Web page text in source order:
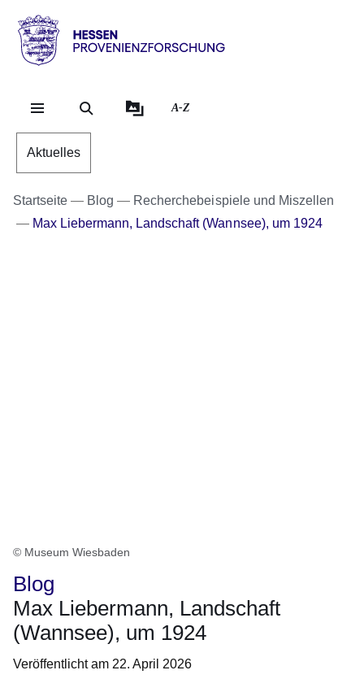
Direkt zum Kopf der
Direkt zum Inhalt
Direkt zum Fuß der
Hessen
Provenienzforschung
A-Z
Aktuelles
Startseite Blog
Recherchebeispiele und Miszellen
Max Liebermann, Landschaft (Wannsee), um 1924
© Museum Wiesbaden
Blog
Max Liebermann, Landschaft
(Wannsee), um 1924
Veröffentlicht am 22. April 2026